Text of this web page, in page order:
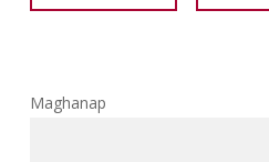
Maghanap